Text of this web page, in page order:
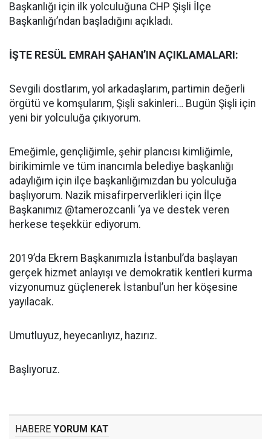
Başkanlığı için ilk yolculuğuna CHP Şişli İlçe
Başkanlığı’ndan başladığını açıkladı.
İŞTE RESÜL EMRAH ŞAHAN’IN AÇIKLAMALARI:
Sevgili dostlarım, yol arkadaşlarım, partimin değerli
örgütü ve komşularım, Şişli sakinleri… Bugün Şişli için
yeni bir yolculuğa çıkıyorum.
Emeğimle, gençliğimle, şehir plancısı kimliğimle,
birikimimle ve tüm inancımla belediye başkanlığı
adaylığım için ilçe başkanlığımızdan bu yolculuğa
başlıyorum. Nazik misafirperverlikleri için İlçe
Başkanımız @tamerozcanli ‘ya ve destek veren
herkese teşekkür ediyorum.
2019’da Ekrem Başkanımızla İstanbul’da başlayan
gerçek hizmet anlayışı ve demokratik kentleri kurma
vizyonumuz güçlenerek İstanbul’un her köşesine
yayılacak.
Umutluyuz, heyecanlıyız, hazırız.
Başlıyoruz.
HABERE YORUM KAT